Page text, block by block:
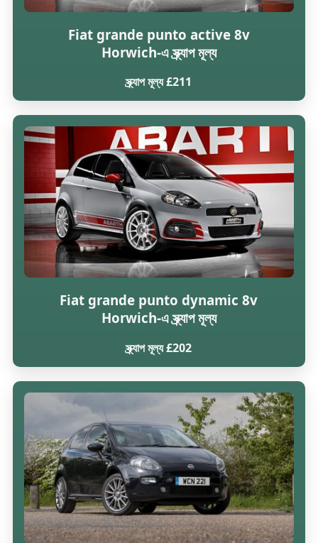
Fiat grande punto active 8v
Horwich-এ স্ক্র্যাপ মূল্য
স্ক্র্যাপ মূল্য £211
Fiat grande punto dynamic 8v
Horwich-এ স্ক্র্যাপ মূল্য
স্ক্র্যাপ মূল্য £202